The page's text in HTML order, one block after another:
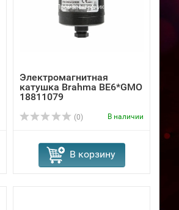
Электромагнитная
катушка Brahma BE6*GMO
18811079
(0) В наличии
В корзину